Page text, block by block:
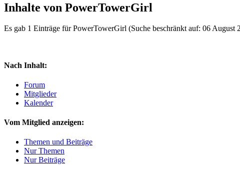
Inhalte von PowerTowerGirl
Es gab 1 Einträge für PowerTowerGirl (Suche beschränkt auf: 06 August
Nach Inhalt:
Forum
Mitglieder
Kalender
Vom Mitglied anzeigen:
Themen und Beiträge
Nur Themen
Nur Beiträge